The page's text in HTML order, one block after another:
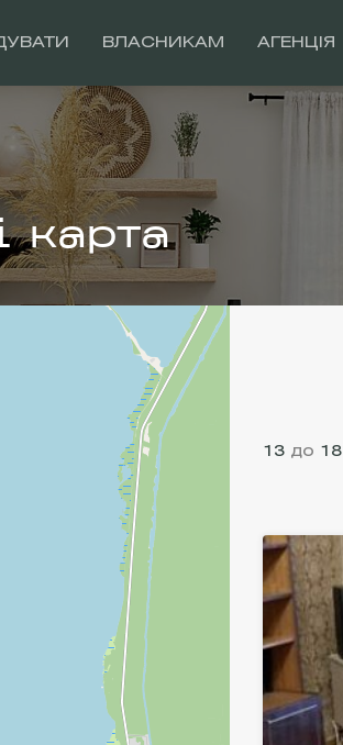
ВЛАСНИКАМ АГЕНЦІЯ
карта
13 до 18